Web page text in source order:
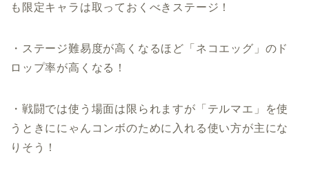
も限定キャラは取っておくべきステージ！
・ステージ難易度が高くなるほど「ネコエッグ」のド
ロップ率が高くなる！
・戦闘では使う場面は限られますが「テルマエ」を使
うときににゃんコンボのために入れる使い方が主にな
りそう！